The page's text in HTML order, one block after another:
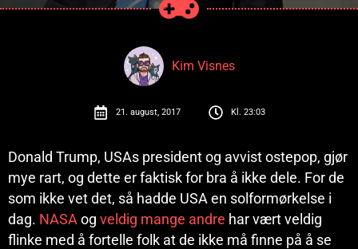
Kim Visnes
21. august, 2017 Kl. 23:03
Donald Trump, USAs president og avvist ostepop, gjør
mye rart, og dette er faktisk for bra å ikke dele. For de
som ikke vet det, så hadde USA en solformørkelse i
dag. NASA og veldig mange andre har vært veldig
flinke med å fortelle folk at de ikke må finne på å se